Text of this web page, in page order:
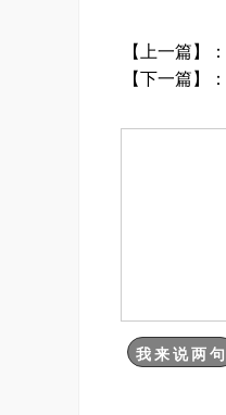
【上一篇】：
【下一篇】：